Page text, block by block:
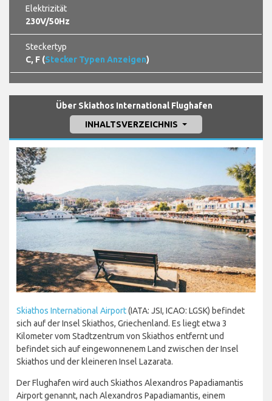
Elektrizität
230V/50Hz
Steckertyp
C, F (Stecker Typen Anzeigen)
Über Skiathos International Flughafen
INHALTSVERZEICHNIS
Skiathos International Airport(IATA: JSI, ICAO: LGSK) befindet
sich auf der Insel Skiathos, Griechenland. Es liegt etwa 3
Kilometer vom Stadtzentrum von Skiathos entfernt und
befindet sich auf eingewonnenem Land zwischen der Insel
Skiathos und der kleineren Insel Lazarata.
Der Flughafen wird auch Skiathos Alexandros Papadiamantis
Airport genannt, nach Alexandros Papadiamantis, einem